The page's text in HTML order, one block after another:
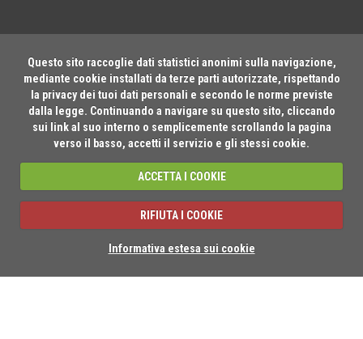
Questo sito raccoglie dati statistici anonimi sulla navigazione,
mediante cookie installati da terze parti autorizzate, rispettando
la privacy dei tuoi dati personali e secondo le norme previste
dalla legge. Continuando a navigare su questo sito, cliccando
sui link al suo interno o semplicemente scrollando la pagina
verso il basso, accetti il servizio e gli stessi cookie.
ACCETTA I COOKIE
RIFIUTA I COOKIE
Informativa estesa sui cookie